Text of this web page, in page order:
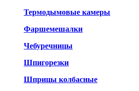
Термодымовые камеры
Фаршемешалки
Чебуречницы
Шпигорезки
Шприцы колбасные